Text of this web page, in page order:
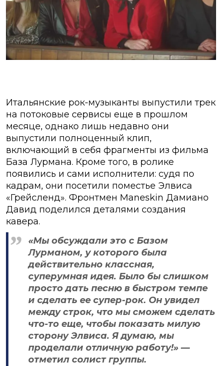
Итальянские рок-музыканты выпустили трек
на потоковые сервисы еще в прошлом
месяце, однако лишь недавно они
выпустили полноценный клип,
включающий в себя фрагменты из фильма
База Лурмана. Кроме того, в ролике
появились и сами исполнители: судя по
кадрам, они посетили поместье Элвиса
«Грейсленд». Фронтмен Maneskin Дамиано
Давид поделился деталями создания
кавера.
«Мы обсуждали это с Базом
Лурманом, у которого была
действительно классная,
суперумная идея. Было бы слишком
просто дать песню в быстром темпе
и сделать ее супер-рок. Он увидел
между строк, что мы сможем сделать
что-то еще, чтобы показать милую
сторону Элвиса. Я думаю, мы
проделали отличную работу!» —
отметил солист группы.